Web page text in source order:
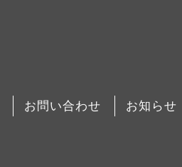
お問い合わせ お知らせ